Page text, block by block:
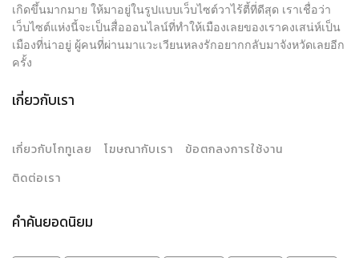
เกิดขึ้นมากมาย ให้มาอยู่ในรูปแบบเว็บไซต์วาไร้ตี้ที่ดีสุด เราเชื่อว่า
เว็บไซต์แห่งนี้จะเป็นสื่อออนไลน์ที่ทำให้เมืองเลยของเราคงเสน่ห์เป็น
เมืองที่น่าอยู่ ผู้คนที่ผ่านมาแวะเวียนหลงรักอยากกลับมาจังหวัดเลยอีก
ครั้ง
เกี่ยวกับเรา
เกี่ยวกับโกทูเลย โฆษณากับเรา
ข้อตกลงการใช้งาน
ติดต่อเรา
คำค้นยอดนิยม